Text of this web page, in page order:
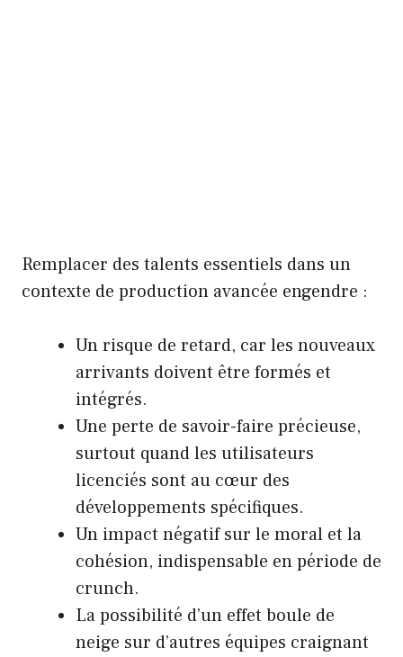
Remplacer des talents essentiels dans un
contexte de production avancée engendre :
Un risque de retard, car les nouveaux
arrivants doivent être formés et
intégrés.
Une perte de savoir-faire précieuse,
surtout quand les utilisateurs
licenciés sont au cœur des
développements spécifiques.
Un impact négatif sur le moral et la
cohésion, indispensable en période de
crunch.
La possibilité d’un effet boule de
neige sur d’autres équipes craignant